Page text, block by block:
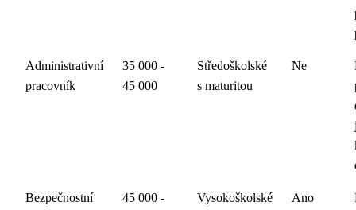
Administrativní
pracovník
35 000 -
45 000
Středoškolské
s maturitou
Ne
Bezpečnostní
45 000 -
Vysokoškolské Ano